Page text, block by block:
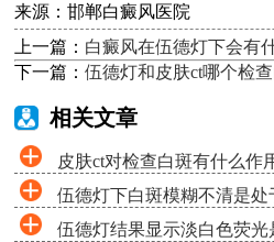
来源：邯郸白癜风医院
上一篇： 白癜风在伍德灯下会有
下一篇：伍德灯和皮肤ct哪个检
相关文章
皮肤ct对检查白斑有什么作
伍德灯下白斑模糊不清是处
伍德灯结果显示淡白色荧光